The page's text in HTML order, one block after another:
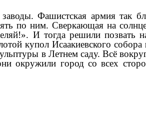
Фашистская армия так
по ним. Сверкающая на
И тогда решили позвать
купол Исаакиевского
в Летнем саду. Всё
окружили город со всех